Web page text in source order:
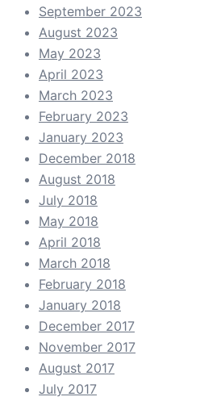
September 2023
August 2023
May 2023
April 2023
March 2023
February 2023
January 2023
December 2018
August 2018
July 2018
May 2018
April 2018
March 2018
February 2018
January 2018
December 2017
November 2017
August 2017
July 2017